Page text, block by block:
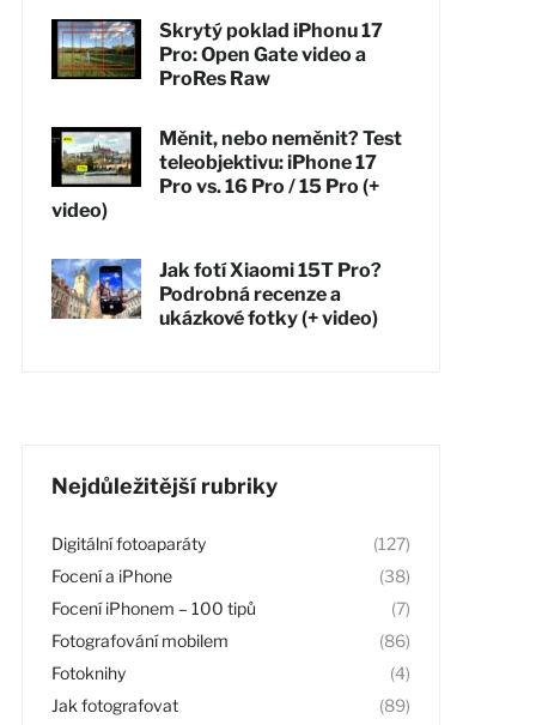
Skrytý poklad iPhonu 17
Pro: Open Gate video a
ProRes Raw
Měnit, nebo neměnit? Test
teleobjektivu: iPhone 17
Pro vs. 16 Pro / 15 Pro (+
video)
Jak fotí Xiaomi 15T Pro?
Podrobná recenze a
ukázkové fotky (+ video)
Nejdůležitější rubriky
Digitální fotoaparáty
(127)
Focení a iPhone
(38)
Focení iPhonem – 100 tipů
(7)
Fotografování mobilem
(86)
Fotoknihy
(4)
Jak fotografovat
(89)